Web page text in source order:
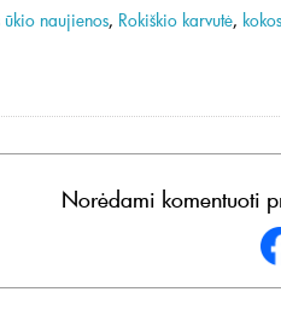
ūkio naujienos, Rokiškio karvutė,
Norėdami komentuoti